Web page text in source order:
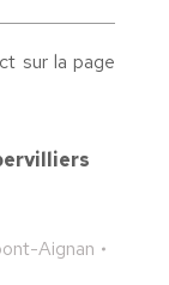
sur la page
Aignan